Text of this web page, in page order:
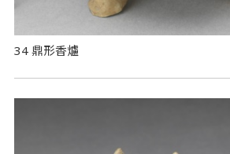
34 鼎形香爐